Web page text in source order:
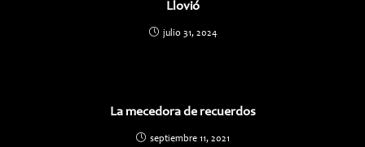
Llovió
julio 31, 2024
La mecedora de recuerdos
septiembre 11, 2021